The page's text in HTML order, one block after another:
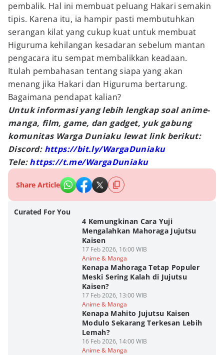
pembalik. Hal ini membuat peluang Hakari semakin
tipis. Karena itu, ia hampir pasti membutuhkan
serangan kilat yang cukup kuat untuk membuat
Higuruma kehilangan kesadaran sebelum mantan
pengacara itu sempat membalikkan keadaan.
Itulah pembahasan tentang siapa yang akan
menang jika Hakari dan Higuruma bertarung.
Bagaimana pendapat kalian?
Untuk informasi yang lebih lengkap soal anime-
manga, film, game, dan gadget, yuk gabung
komunitas Warga Duniaku lewat link berikut:
Discord: https://bit.ly/WargaDuniaku
Tele:https://t.me/WargaDuniaku
Share Article
Curated For You
4 Kemungkinan Cara Yuji
Mengalahkan Mahoraga Jujutsu
Kaisen
17 Feb 2026, 16:00 WIB
Anime & Manga
Kenapa Mahoraga Tetap Populer
Meski Sering Kalah di Jujutsu
Kaisen?
17 Feb 2026, 13:00 WIB
Anime & Manga
Kenapa Mahito Jujutsu Kaisen
Modulo Sekarang Terkesan Lebih
Lemah?
16 Feb 2026, 14:00 WIB
Anime & Manga